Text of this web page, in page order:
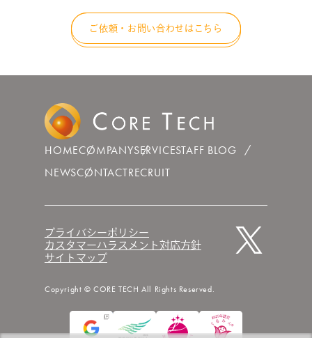
ご依頼・お問い合わせはこちら
HOMECOMPANYSERVICESTAFF BLOG
NEWSCONTACTRECRUIT
プライバシーポリシー
カスタマーハラスメント対応方針
サイトマップ
Copyright © CORE TECH All Rights Reserved.